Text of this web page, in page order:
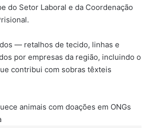
do Setor Laboral e da Coordenação
— retalhos de tecido, linhas e
por empresas da região, incluindo o
contribui com sobras têxteis